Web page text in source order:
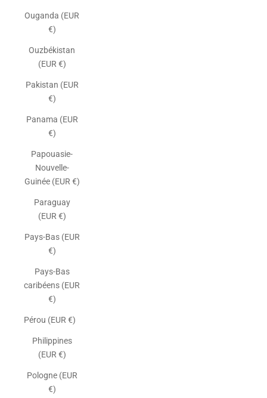
Ouganda (EUR
€)
Ouzbékistan
(EUR €)
Pakistan (EUR
€)
Panama (EUR
€)
Papouasie-
Nouvelle-
Guinée (EUR €)
Paraguay
(EUR €)
Pays-Bas (EUR
€)
Pays-Bas
caribéens (EUR
€)
Pérou (EUR €)
Philippines
(EUR €)
Pologne (EUR
€)